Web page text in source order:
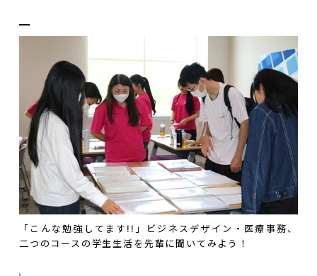
「こんな勉強してます!!」ビジネスデザイン・医療事務、
二つのコースの学生生活を先輩に聞いてみよう！